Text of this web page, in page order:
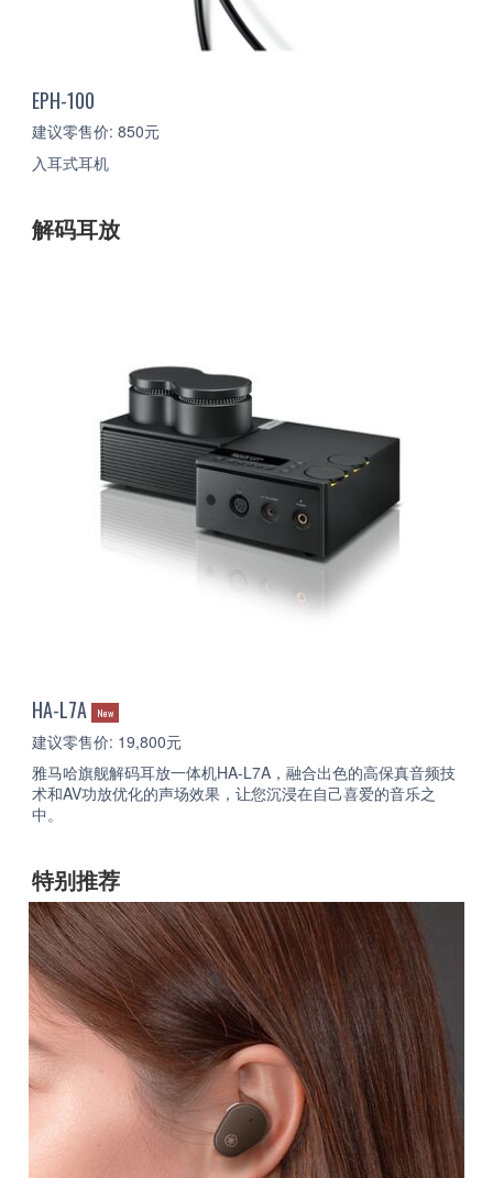
EPH-100
建议零售价: 850元
入耳式耳机
解码耳放
HA-L7A New
建议零售价: 19,800元
雅马哈旗舰解码耳放一体机HA-L7A，融合出色的高保真音频技
术和AV功放优化的声场效果，让您沉浸在自己喜爱的音乐之
中。
特别推荐